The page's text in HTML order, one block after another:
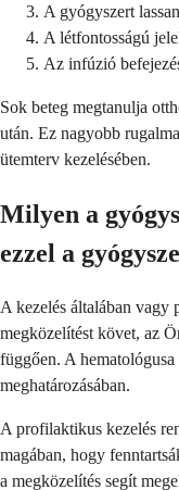
A gyógyszert
A létfontosságú
Az infúzió
Sok beteg megtanulja
után. Ez nagyobb
ütemterv kezelésében.
Milyen a
ezzel a
A kezelés általában
megközelítést követ, az
függően. A
meghatározásában.
A profilaktikus kezelés
magában, hogy
a megközelítés segít